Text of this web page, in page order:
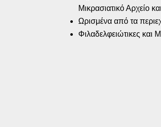
Μικρασιατικό Αρχείο
Ωρισμένα από τα
Φιλαδελφειώτικες και